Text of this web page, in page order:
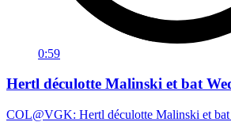
0:59
Hertl déculotte Malinski et bat
COL@VGK: Hertl déculotte Malinski et bat